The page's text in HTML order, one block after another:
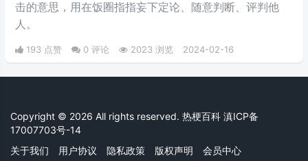
击的意思，用在饭圈指指妄下定论、随意判断、评判他
人。
193 点赞 0 评论 2023 浏览 2024-02-16
Copyright © 2026 All rights reserved. 热梗百科 滇ICP备
17007703号-14
关于我们
用户协议 隐私政策 版权声明 会员中心